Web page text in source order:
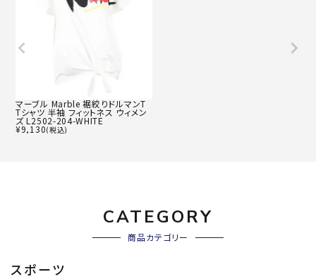
マーブル Marble 裾絞りドルマンT
Tシャツ 半袖 フィットネス ウィメン
ズ L2502-204-WHITE
¥9,130(税込)
CATEGORY
商品カテゴリー
スポーツ